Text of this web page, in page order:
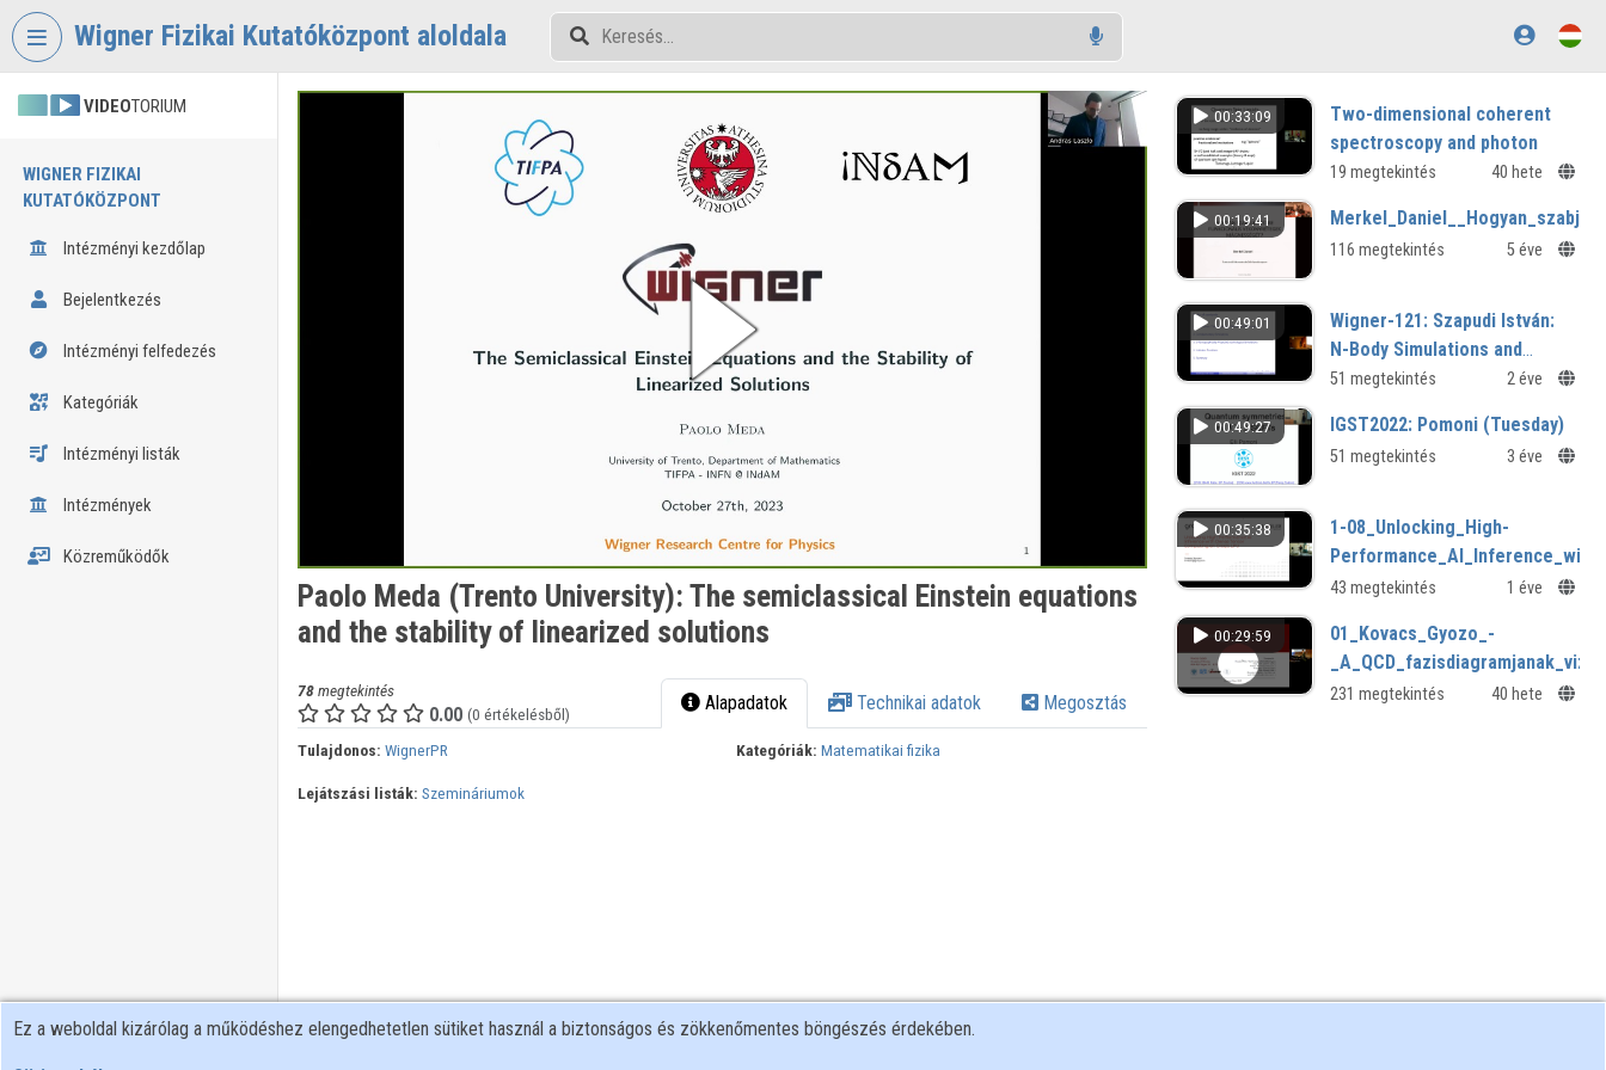
Fejléc kihagyása
Wigner Fizikai Kutatóközpont aloldala
VIDEOTORIUM
WIGNER FIZIKAI
KUTATÓKÖZPONT
Intézményi kezdőlap
Bejelentkezés
Intézményi felfedezés
Kategóriák
Intézményi listák
Intézmények
Közreműködők
Paolo Meda (Trento University): The semiclassical Einstein equations
and the stability of linearized solutions
78megtekintés
0.00 (0 értékelésből) Alapadatok Technikai adatok Megosztás
Tulajdonos: WignerPR Kategóriák: Matematikai fizika
Lejátszási listák: Szemináriumok
00:33:09
Two-dimensional coherent
spectroscopy and photon
echo in quantum spin chains
Tokyo, Japan)
19 megtekintés 40 hete
00:19:41
116 megtekintés 5 éve
00:49:01
Wigner-121: Szapudi István:
N-Body Simulations and
Cosmological Statistics
51 megtekintés 2 éve
00:49:27 IGST2022: Pomoni (Tuesday)
51 megtekintés 3 éve
00:35:38
1-08_Unlocking_High-
43 megtekintés 1 éve
00:29:59
01_Kovacs_Gyozo_-
231 megtekintés 40 hete
Ez a weboldal kizárólag a működéshez elengedhetetlen sütiket használ a biztonságos és zökkenőmentes böngészés érdekében.